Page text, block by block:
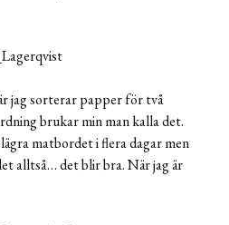
jag sorterar papper för två
brukar min man kalla det.
matbordet i flera dagar men
alltså… det blir bra. När jag är